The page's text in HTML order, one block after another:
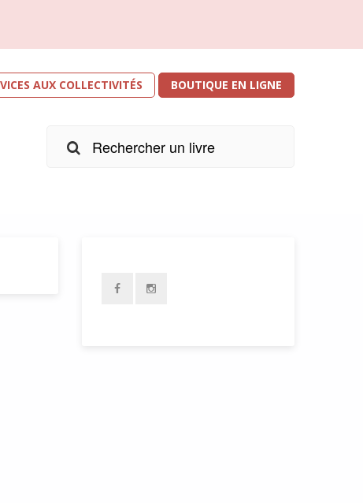
AUX COLLECTIVITÉS BOUTIQUE EN LIGNE